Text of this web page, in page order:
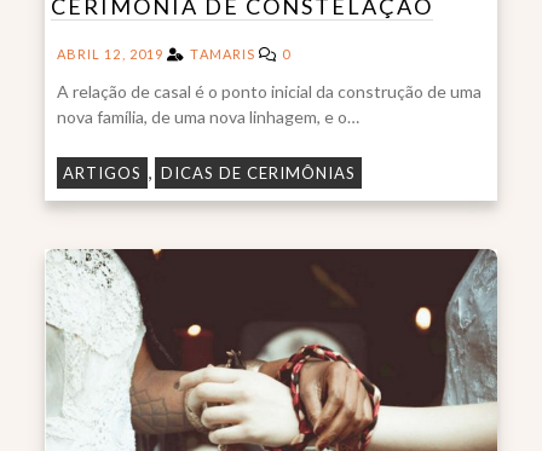
CERIMÔNIA DE CONSTELAÇÃO
ABRIL 12, 2019 TAMARIS 0
A relação de casal é o ponto inicial da construção de uma
nova família, de uma nova linhagem, e o…
ARTIGOS , DICAS DE CERIMÔNIAS